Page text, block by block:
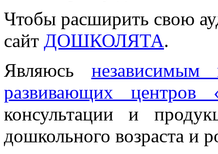
Чтобы расширить свою
сайт ДОШКОЛЯТА.
Являюсь независимым
развивающих центров
консультации и
дошкольного возраста и